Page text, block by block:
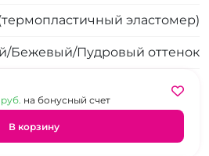
эластомер)
Бежевый/Пудровый оттенок
на бонусный счет
В корзину